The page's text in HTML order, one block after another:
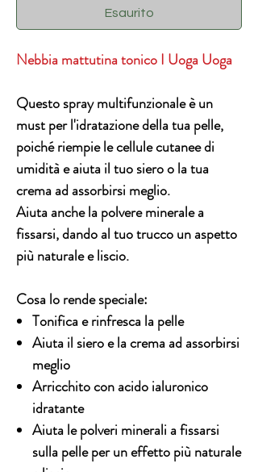
Esaurito
Nebbia mattutina tonico I Uoga Uoga
Questo spray multifunzionale è un
must per l'idratazione della tua pelle,
poiché riempie le cellule cutanee di
umidità e aiuta il tuo siero o la tua
crema ad assorbirsi meglio.
Aiuta anche la polvere minerale a
fissarsi, dando al tuo trucco un aspetto
più naturale e liscio.
Cosa lo rende speciale:
Tonifica e rinfresca la pelle
Aiuta il siero e la crema ad assorbirsi
meglio
Arricchito con acido ialuronico
idratante
Aiuta le polveri minerali a fissarsi
sulla pelle per un effetto più naturale